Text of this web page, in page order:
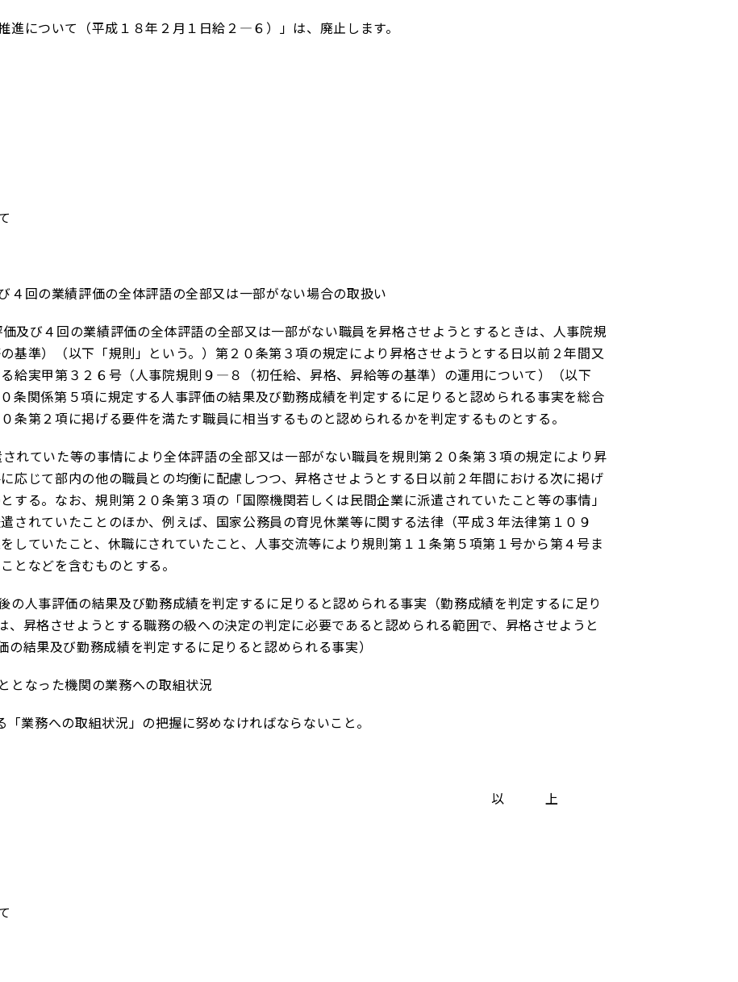
について（平成１８年２月１日給２―６）」は、廃止します。
回の業績評価の全体評語の全部又は一部がない場合の取扱い
及び４回の業績評価の全体評語の全部又は一部がない職員を昇格させようとするときは、人事院規
基準）（以下「規則」という。）第２０条第３項の規定により昇格させようとする日以前２年間又
給実甲第３２６号（人事院規則９―８（初任給、昇格、昇給等の基準）の運用について）（以下
条関係第５項に規定する人事評価の結果及び勤務成績を判定するに足りると認められる事実を総合
条第２項に掲げる要件を満たす職員に相当するものと認められるかを判定するものとする。
れていた等の事情により全体評語の全部又は一部がない職員を規則第２０条第３項の規定により昇
応じて部内の他の職員との均衡に配慮しつつ、昇格させようとする日以前２年間における次に掲げ
する。なお、規則第２０条第３項の「国際機関若しくは民間企業に派遣されていたこと等の事情」
されていたことのほか、例えば、国家公務員の育児休業等に関する法律（平成３年法律第１０９
していたこと、休職にされていたこと、人事交流等により規則第１１条第５項第１号から第４号ま
となどを含むものとする。
事評価の結果及び勤務成績を判定するに足りると認められる事実（勤務成績を判定するに足り
、昇格させようとする職務の級への決定の判定に必要であると認められる範囲で、昇格させようと
結果及び勤務成績を判定するに足りると認められる事実）
なった機関の業務への取組状況
「業務への取組状況」の把握に努めなければならないこと。
以 上